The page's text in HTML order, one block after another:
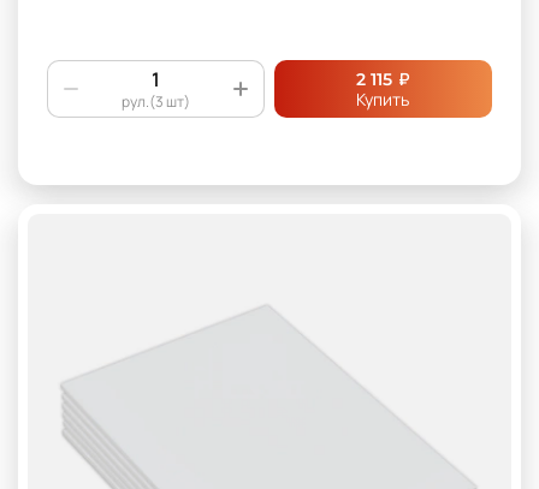
рул.(3 шт)
2 115 ₽
Купить